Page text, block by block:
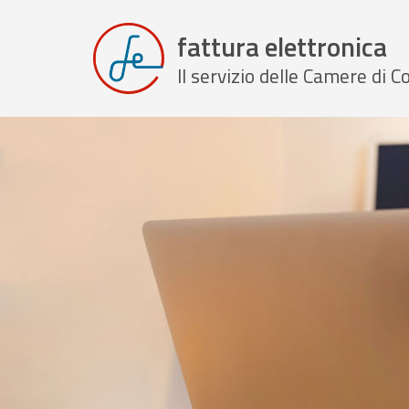
fattura elettronica
Il servizio delle Camere di